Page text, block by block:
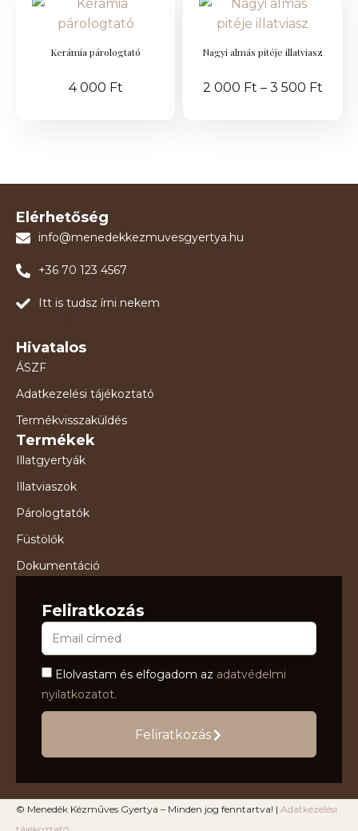
Kerámia párologtató
4 000 Ft
Nagyi almás pitéje illatviasz
2 000 Ft – 3 500 Ft
Elérhetőség
info@menedekkezmuvesgyertya.hu
+36 70 123 4567
Itt is tudsz írni nekem
Hivatalos
ÁSZF
Adatkezelési tájékoztató
Termékvisszaküldés
Termékek
Illatgyertyák
Illatviaszok
Párologtatók
Füstölők
Dokumentáció
Feliratkozás
Elolvastam és elfogadom az adatvédelmi
nyilatkozatot.
Feliratkozás
© Menedék Kézműves Gyertya – Minden jog fenntartva! | Adatkezelési